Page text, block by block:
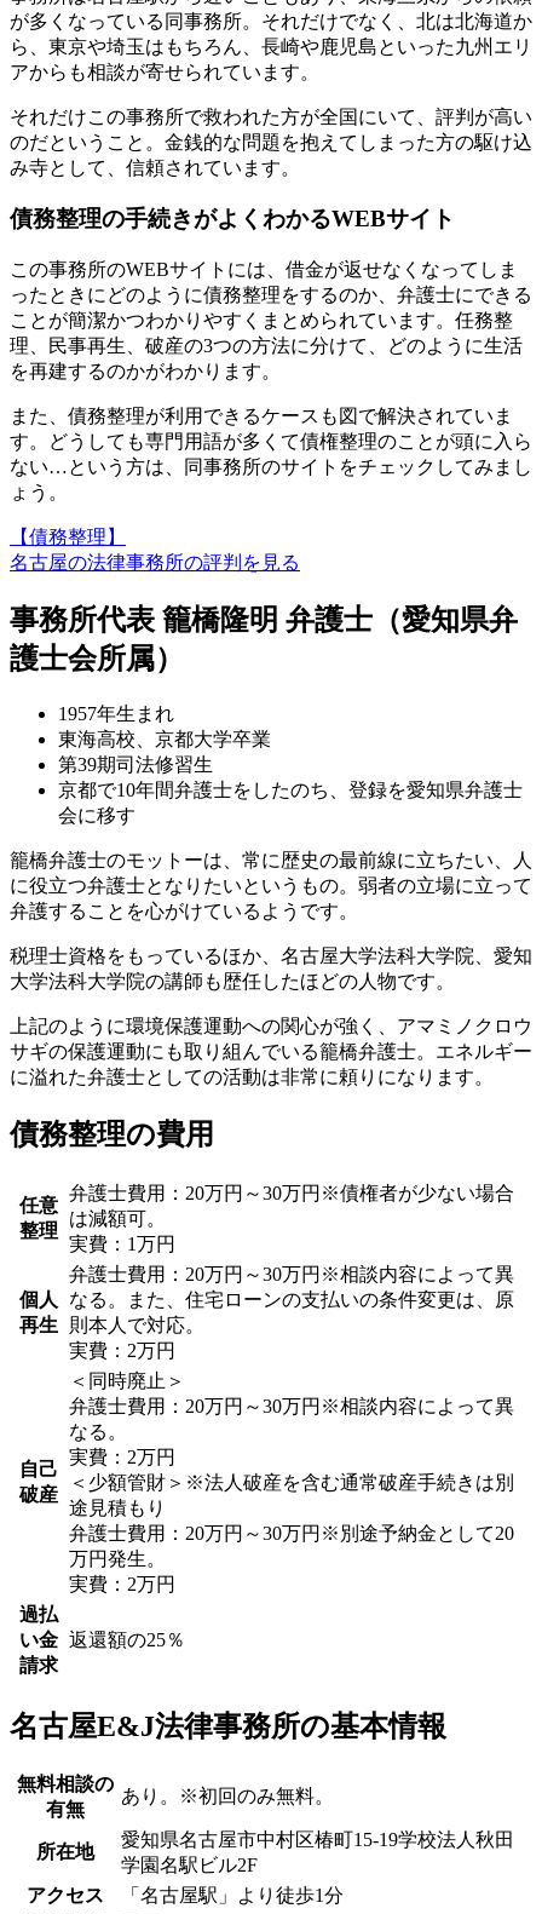
が多くなっている同事務所。それだけでなく、北は北海道か
ら、東京や埼玉はもちろん、長崎や鹿児島といった九州エリ
アからも相談が寄せられています。
それだけこの事務所で救われた方が全国にいて、評判が高い
のだということ。 金銭的な問題を抱えてしまった方の駆け込
み寺として、信頼されています。
債務整理の手続きがよくわかるWEBサイト
この事務所のWEBサイトには、借金が返せなくなってしま
ったときにどのように債務整理をするのか、 弁護士にできる
ことが簡潔かつわかりやすくまとめられています。任務整
理、民事再生、破産の3つの方法に分けて、どのように生活
を再建するのかがわかります。
また、債務整理が利用できるケースも図で解決されていま
す。どうしても専門用語が多くて債権整理のことが頭に入ら
ない…という方は、同事務所のサイトをチェックしてみまし
ょう。
【債務整理】
名古屋の法律事務所の評判を見る
事務所代表 籠橋隆明 弁護士（愛知県弁
護士会所属）
1957年生まれ
東海高校、京都大学卒業
第39期司法修習生
京都で10年間弁護士をしたのち、登録を愛知県弁護士
会に移す
籠橋弁護士のモットーは、常に歴史の最前線に立ちたい、人
に役立つ弁護士となりたいというもの。弱者の立場に立って
弁護することを心がけているようです。
税理士資格をもっているほか、 名古屋大学法科大学院、愛知
大学法科大学院の講師も歴任したほどの人物です。
上記のように環境保護運動への関心が強く、アマミノクロウ
サギの保護運動にも取り組んでいる籠橋弁護士。エネルギー
に溢れた弁護士としての活動は非常に頼りになります。
債務整理の費用
任意
整理
弁護士費用：20万円～30万円※債権者が少ない場合
は減額可。
実費：1万円
個人
再生
弁護士費用：20万円～30万円※相談内容によって異
なる。また、住宅ローンの支払いの条件変更は、原
則本人で対応。
実費：2万円
自己
破産
＜同時廃止＞
弁護士費用：20万円～30万円※相談内容によって異
なる。
実費：2万円
＜少額管財＞※法人破産を含む通常破産手続きは別
途見積もり
弁護士費用：20万円～30万円※別途予納金として20
万円発生。
実費：2万円
過払
い金
請求
返還額の25％
名古屋E&J法律事務所の基本情報
無料相談の
有無
あり。※初回のみ無料。
所在地
愛知県名古屋市中村区椿町15-19学校法人秋田
学園名駅ビル2F
アクセス
「名古屋駅」より徒歩1分